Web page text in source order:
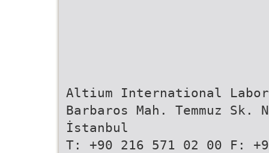
Altium International
Barbaros Mah. Temmuz
İstanbul
T: +90 216 571 02 00 F: